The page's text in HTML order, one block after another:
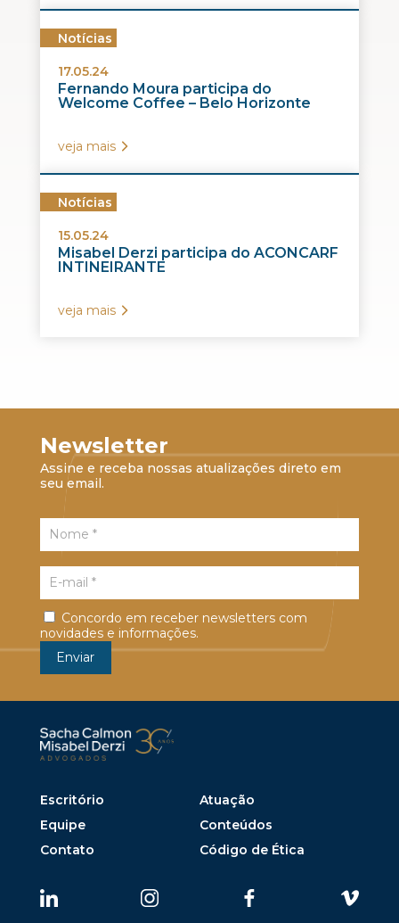
Notícias
17.05.24
Fernando Moura participa do
Welcome Coffee – Belo Horizonte
veja mais
Notícias
15.05.24
Misabel Derzi participa do ACONCARF
INTINEIRANTE
veja mais
Newsletter
Assine e receba nossas atualizações direto em
seu email.
Concordo em receber newsletters com
novidades e informações.
Escritório
Atuação
Equipe
Conteúdos
Contato
Código de Ética